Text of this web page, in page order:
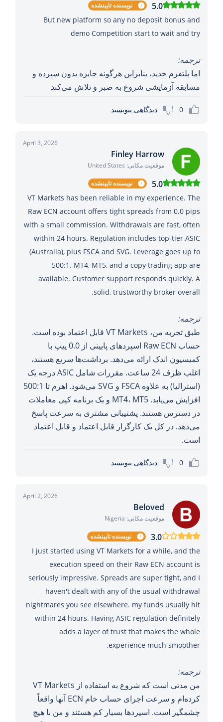
5.0 نویسنده تایینشده
But new platform so any no deposit bonus and
demo Competition start to wait and try
ترجمه:
اما پلتفرم جدید، بنابراین هرگونه جایزه بدون سپرده و
مسابقه آزمایشی شروع به صبر و تلاش می‌کند
0 دیدگاهی بنویسید
April 3, 2026
Finley Harrow
موقعیت مکانی: United States
5.0 نویسنده تایینشده
VT Markets has been reliable in my experience. The
Raw ECN account offers tight spreads from 0.0 pips
with a small commission. Withdrawals are fast, often
within 24 hours. Regulation includes top-tier ASIC
(Australia), plus FSCA and SVG. Leverage goes up to
500:1. MT4, MT5, and a copy trading app are
available. Customer support responds quickly. A
solid, trustworthy broker overall.
ترجمه:
طبق تجربه من، VT Markets قابل اعتماد بوده است.
حساب Raw ECN اسپردهای پایینی از 0.0 پیپ با
کمیسیون اندک ارائه می‌دهد. برداشت‌ها سریع هستند،
اغلب ظرف 24 ساعت. مقررات شامل ASIC درجه یک
(استرالیا) به علاوه FSCA و SVG می‌شود. اهرم تا 500:1
افزایش می‌یابد. MT4، MT5 و یک برنامه کپی معاملات
در دسترس هستند. پشتیبانی مشتری به سرعت پاسخ
می‌دهد. در کل یک کارگزار قابل اعتماد و قابل اعتماد
است.
0 دیدگاهی بنویسید
April 2, 2026
Beloved
موقعیت مکانی: Nigeria
3.0 نویسنده تایینشده
I just started using VT Markets for a while, and the
execution speed on their Raw ECN account is
seriously impressive. Spreads are super tight, and I
haven't dealt with any of the usual withdrawal
nightmares you see elsewhere. my funds usually hit
within 24 hours. Having ASIC regulation definitely
adds a layer of trust that makes the whole
experience much smoother.
ترجمه:
من مدتی است که شروع به استفاده از VT Markets
کرده‌ام و سرعت اجرای حساب خام ECN آنها واقعاً
چشمگیر است. اسپردها بسیار کم هستند و من با هیچ